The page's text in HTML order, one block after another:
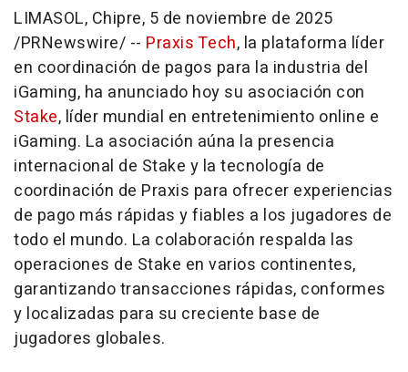
LIMASOL, Chipre, 5 de noviembre de 2025
/PRNewswire/ -- Praxis Tech, la plataforma líder
en coordinación de pagos para la industria del
iGaming, ha anunciado hoy su asociación con
Stake, líder mundial en entretenimiento online e
iGaming. La asociación aúna la presencia
internacional de Stake y la tecnología de
coordinación de Praxis para ofrecer experiencias
de pago más rápidas y fiables a los jugadores de
todo el mundo. La colaboración respalda las
operaciones de Stake en varios continentes,
garantizando transacciones rápidas, conformes
y localizadas para su creciente base de
jugadores globales.